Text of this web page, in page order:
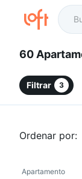
Filtrar 3
Ordenar por:
Redecorar
Apartamento